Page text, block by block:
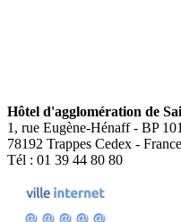
Hôtel d'agglomération de
1, rue Eugène-Hénaff - BP
78192 Trappes Cedex - France
Tél : 01 39 44 80 80